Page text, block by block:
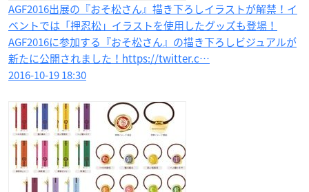
AGF2016出展の『おそ松さん』描き下ろしイラストが解禁！イ
ベントでは「押忍松」イラストを使用したグッズも登場！
AGF2016に参加する『おそ松さん』の描き下ろしビジュアルが
新たに公開されました！https://twitter.c…
2016-10-19 18:30